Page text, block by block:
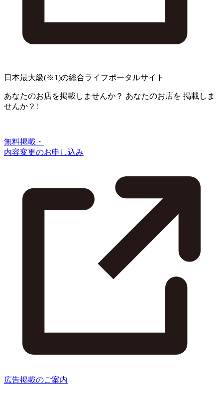
日本最大級(※1)の総合ライフポータルサイト
あなたのお店を掲載しませんか？ あなたのお店を 掲載しま
せんか？!
無料掲載・
内容変更のお申し込み
広告掲載のご案内